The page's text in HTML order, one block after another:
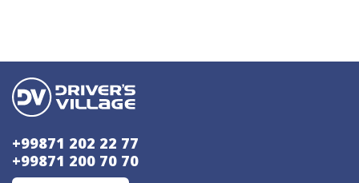
+99871 202 22 77
+99871 200 70 70